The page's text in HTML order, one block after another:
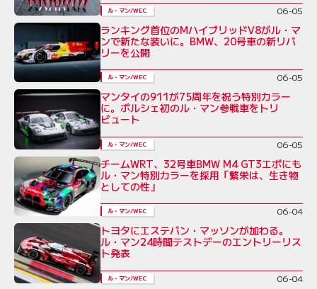
ル・マン/WEC 06-05
ランキング首位のMハイブリッドV8がル・マ
ンで新たな装いに。BMW、20号車の新リバ
リーを公開
ル・マン/WEC 06-05
マンタイの911が75周年を祝う特別カラー
に。ポルシェ初のル・マン参戦車をトリ
ビュート
ル・マン/WEC 06-05
チームWRT、32号車BMW M4 GT3エボにも
ル・マン特別カラーを採用「繁栄は、生き物
としての性」
ル・マン/WEC 06-04
トヨタにエステバン・マッソンが加わる。
ル・マン24時間テストデーのエントリーリス
ト発表
ル・マン/WEC 06-04